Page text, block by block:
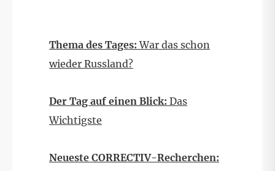
Thema des Tages: War das schon
wieder Russland?
Der Tag auf einen Blick: Das
Wichtigste
Neueste CORRECTIV-Recherchen: